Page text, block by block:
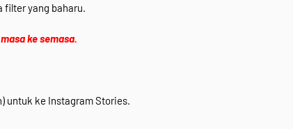
filter yang baharu.
ke semasa.
untuk ke Instagram Stories.